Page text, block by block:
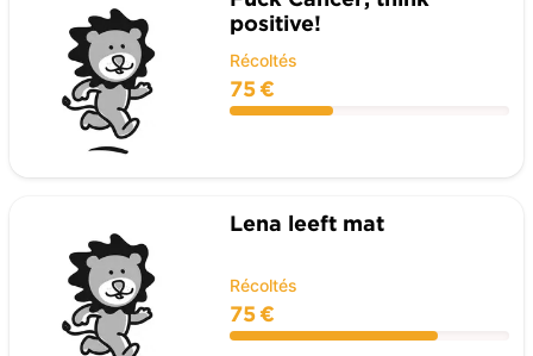
positive!
Récoltés
75 €
Lena leeft mat
Récoltés
75 €